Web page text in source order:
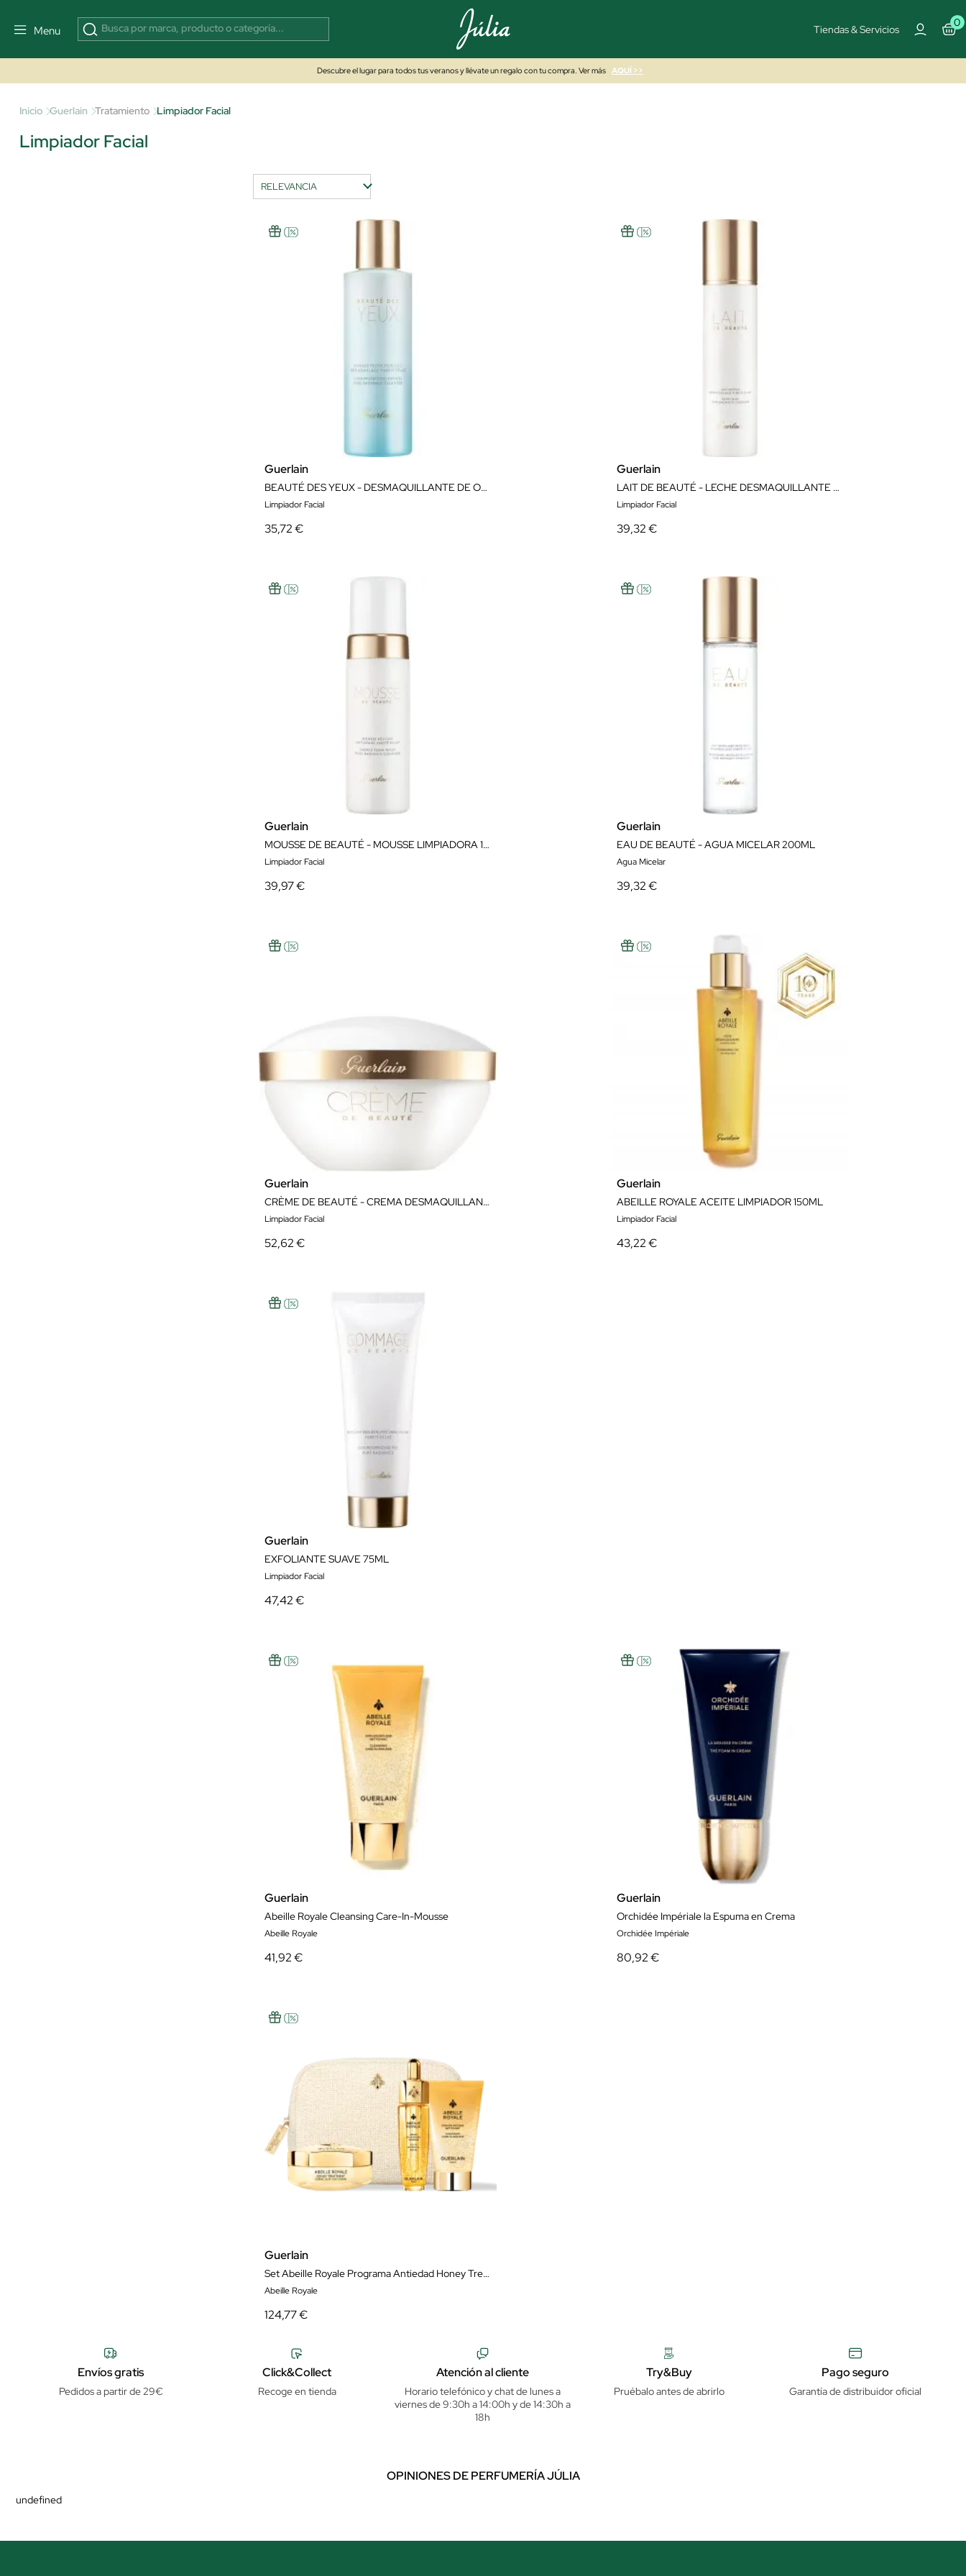
Menu Tiendas & Servicios
0
Descubre el lugar para todos tus veranos y llévate un regalo con tu compra. Ver más AQUÍ >>
Inicio Guerlain Tratamiento Limpiador Facial
Limpiador Facial
Guerlain
BEAUTÉ DES YEUX - DESMAQUILLANTE DE OJOS BIFÁSICO 125ML
Limpiador Facial
35,72 €
Guerlain
LAIT DE BEAUTÉ - LECHE DESMAQUILLANTE 200ML
Limpiador Facial
39,32 €
Guerlain
MOUSSE DE BEAUTÉ - MOUSSE LIMPIADORA 150ML
Limpiador Facial
39,97 €
Guerlain
EAU DE BEAUTÉ - AGUA MICELAR 200ML
Agua Micelar
39,32 €
Guerlain
CRÈME DE BEAUTÉ - CREMA DESMAQUILLANTE 200ML
Limpiador Facial
52,62 €
Guerlain
ABEILLE ROYALE ACEITE LIMPIADOR 150ML
Limpiador Facial
43,22 €
Guerlain
EXFOLIANTE SUAVE 75ML
Limpiador Facial
47,42 €
Guerlain
Abeille Royale Cleansing Care-In-Mousse
Abeille Royale
41,92 €
Guerlain
Orchidée Impériale la Espuma en Crema
Orchidée Impériale
80,92 €
Guerlain
Set Abeille Royale Programa Antiedad Honey Treatment Crema de Día
Abeille Royale
124,77 €
Envíos gratis
Pedidos a partir de 29€
Click&Collect
Recoge en tienda
Atención al cliente
Horario telefónico y chat de lunes a
viernes de 9:30h a 14:00h y de 14:30h a
18h
Try&Buy
Pruébalo antes de abrirlo
Pago seguro
Garantía de distribuidor oficial
OPINIONES DE PERFUMERÍA JÚLIA
undefined